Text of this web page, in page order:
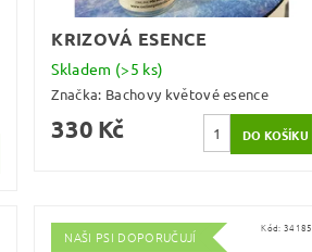
KRIZOVÁ ESENCE
Skladem (>5 ks)
Značka: Bachovy květové esence
330 Kč
NAŠI PSI DOPORUČUJÍ
Kód: 34185